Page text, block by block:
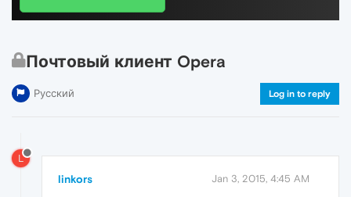
Почтовый клиент Opera
Русский Log in to reply
L
linkors Jan 3, 2015, 4:45 AM